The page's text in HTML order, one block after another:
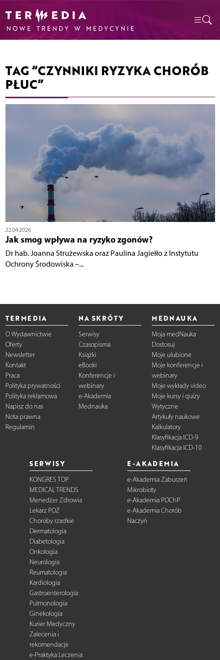
TAG “CZYNNIKI RYZYKA CHORÓB
PŁUC”
22.04.2026
Jak smog wpływa na ryzyko zgonów?
Dr hab. Joanna Strużewska oraz Paulina Jagiełło z Instytutu
Ochrony Środowiska –...
TERMEDIA
O Wydawnictwie
Oferty
Newsletter
Kontakt
Praca
Polityka prywatności
Polityka reklamowa
Napisz do nas
Nota prawna
Regulamin
NA SKRÓTY
Serwisy
Czasopisma
Książki
eBooki
Konferencje i
webinary
e-Akademia
Mednauka
MEDNAUKA
Moja medNauka
Dostosuj
Moje ulubione
Moje konferencje i
webinary
Moje wykłady video
Moje kursy i quizy
Wytyczne
Artykuły naukowe
Kalkulatory
Klasyfikacja ICD-9
Klasyfikacja ICD-10
SERWISY
KONGRES TOP
MEDICAL TRENDS
Menedżer Zdrowia
Lekarz POZ
Choroby rzadkie
Dermatologia
Diabetologia
Onkologia
Neurologia
Reumatologia
Kardiologia
Gastroenterologia
Pulmonologia
Ginekologia
Kurier Medyczny
Zalecenia i
rekomendacje
e-Praktyka Leczenia
E-AKADEMIA
e-Akademia Zaburzeń
Mikrobioty
e-Akademia POChP
e-Akademia Chorób
Naczyń